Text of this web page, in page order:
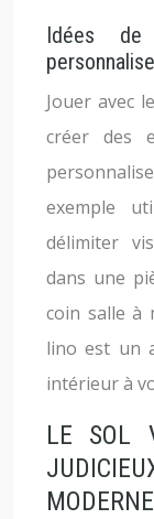
Idées de
Jouer avec
créer des
exemple
délimiter
dans une
coin salle à
lino est un
intérieur à
LE SOL